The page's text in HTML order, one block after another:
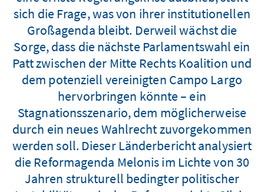
sich die Frage, was von ihrer institutionellen
Großagenda bleibt. Derweil wächst die
Sorge, dass die nächste Parlamentswahl ein
Patt zwischen der Mitte Rechts Koalition und
dem potenziell vereinigten Campo Largo
hervorbringen könnte – ein
Stagnationsszenario, dem möglicherweise
durch ein neues Wahlrecht zuvorgekommen
werden soll. Dieser Länderbericht analysiert
die Reformagenda Melonis im Lichte von 30
Jahren strukturell bedingter politischer